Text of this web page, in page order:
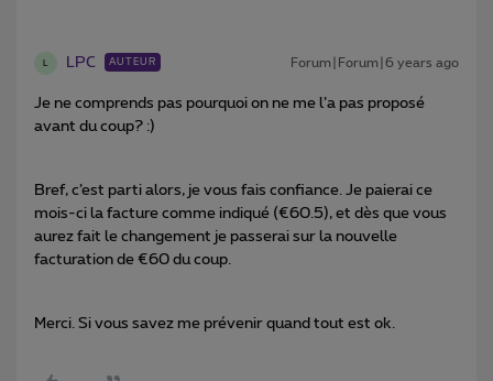
L LPC AUTEUR Forum|Forum|6 years ago
Je ne comprends pas pourquoi on ne me l’a pas proposé
avant du coup? :)
Bref, c’est parti alors, je vous fais confiance. Je paierai ce
mois-ci la facture comme indiqué (€60.5), et dès que vous
aurez fait le changement je passerai sur la nouvelle
facturation de €60 du coup.
Merci. Si vous savez me prévenir quand tout est ok.